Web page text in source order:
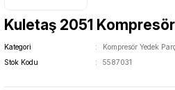
Kuletaş 2051
Kategori
Kompresör Yedek
Stok Kodu
5587031